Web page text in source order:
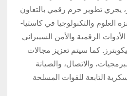
يجري تطوير حرم رقمي بالتعاون
العلوم والتكنولوجيا في كاستيا-
الرقمية والأمن السيبراني
كما سيتم تعزيز مجالات
والاتصال، والصيانة
التابعة للقوات المسلحة